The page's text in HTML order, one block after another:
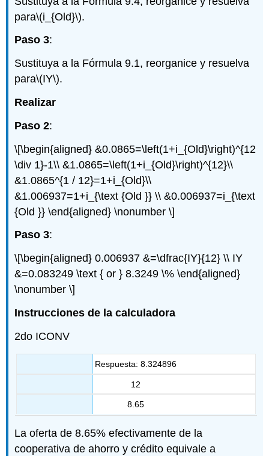
para\(i_{Old}\).
Paso 3:
Sustituya a la Fórmula 9.1, reorganice y resuelva
para\(IY\).
Realizar
Paso 2:
\[\begin{aligned} &0.0865=\left(1+i_{Old}\right)^{12
\div 1}-1\\ &1.0865=\left(1+i_{Old}\right)^{12}\\
&1.0865^{1 / 12}=1+i_{Old}\\
&1.006937=1+i_{\text {Old }} \\ &0.006937=i_{\text
{Old }} \end{aligned} \nonumber \]
Paso 3:
\[\begin{aligned} 0.006937 &=\dfrac{IY}{12} \\ IY
&=0.083249 \text { or } 8.3249 \% \end{aligned}
\nonumber \]
Instrucciones de la calculadora
2do ICONV
Respuesta: 8.324896
12
8.65
La oferta de 8.65% efectivamente de la
cooperativa de ahorro y crédito equivale a